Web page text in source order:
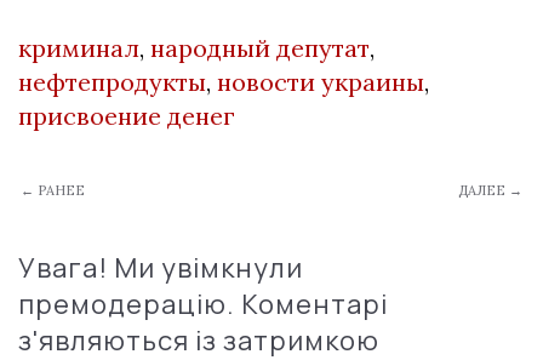
криминал, народный депутат,
нефтепродукты, новости украины,
присвоение денег
← РАНЕЕ ДАЛЕЕ →
Увага! Ми увімкнули
премодерацію. Коментарі
з'являються із затримкою